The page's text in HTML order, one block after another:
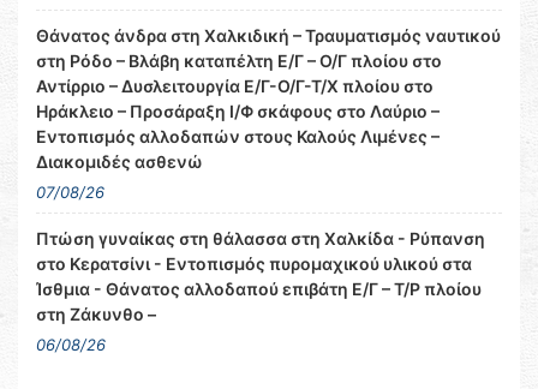
Θάνατος άνδρα στη Χαλκιδική – Τραυματισμός ναυτικού
στη Ρόδο – Βλάβη καταπέλτη Ε/Γ – Ο/Γ πλοίου στο
Αντίρριο – Δυσλειτουργία Ε/Γ-Ο/Γ-Τ/Χ πλοίου στο
Ηράκλειο – Προσάραξη Ι/Φ σκάφους στο Λαύριο –
Εντοπισμός αλλοδαπών στους Καλούς Λιμένες –
Διακομιδές ασθενώ
07/08/26
Πτώση γυναίκας στη θάλασσα στη Χαλκίδα - Ρύπανση
στο Κερατσίνι - Εντοπισμός πυρομαχικού υλικού στα
Ίσθμια - Θάνατος αλλοδαπού επιβάτη Ε/Γ – Τ/Ρ πλοίου
στη Ζάκυνθο –
06/08/26